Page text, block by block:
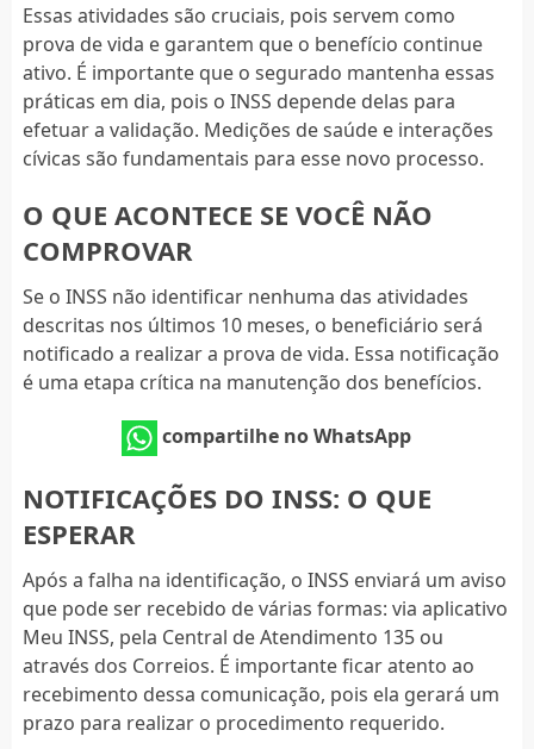
Essas atividades são cruciais, pois servem como
prova de vida e garantem que o benefício continue
ativo. É importante que o segurado mantenha essas
práticas em dia, pois o INSS depende delas para
efetuar a validação. Medições de saúde e interações
cívicas são fundamentais para esse novo processo.
O QUE ACONTECE SE VOCÊ NÃO
COMPROVAR
Se o INSS não identificar nenhuma das atividades
descritas nos últimos 10 meses, o beneficiário será
notificado a realizar a prova de vida. Essa notificação
é uma etapa crítica na manutenção dos benefícios.
compartilhe no WhatsApp
NOTIFICAÇÕES DO INSS: O QUE
ESPERAR
Após a falha na identificação, o INSS enviará um aviso
que pode ser recebido de várias formas: via aplicativo
Meu INSS, pela Central de Atendimento 135 ou
através dos Correios. É importante ficar atento ao
recebimento dessa comunicação, pois ela gerará um
prazo para realizar o procedimento requerido.